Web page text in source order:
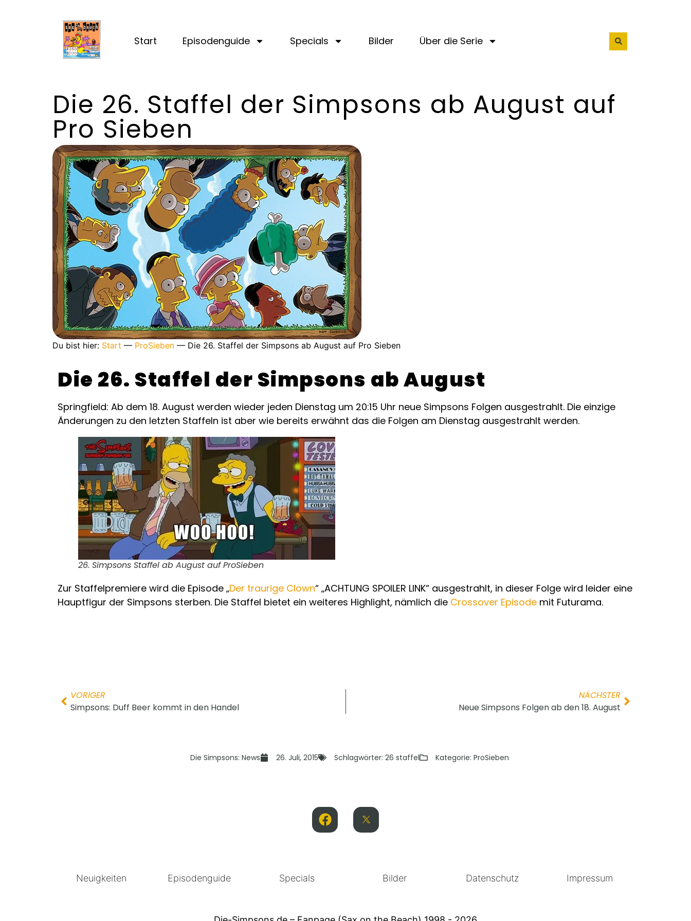
Start Episodenguide Specials Bilder Über die Serie
Die 26. Staffel der Simpsons ab August auf
Pro Sieben
Du bist hier: Start — ProSieben — Die 26. Staffel der Simpsons ab August auf Pro Sieben
Die 26. Staffel der Simpsons ab August
Springfield: Ab dem 18. August werden wieder jeden Dienstag um 20:15 Uhr neue Simpsons Folgen ausgestrahlt. Die einzige
Änderungen zu den letzten Staffeln ist aber wie bereits erwähnt das die Folgen am Dienstag ausgestrahlt werden.
26. Simpsons Staffel ab August auf ProSieben
Zur Staffelpremiere wird die Episode „Der traurige Clown“ „ACHTUNG SPOILER LINK“ ausgestrahlt, in dieser Folge wird leider eine
Hauptfigur der Simpsons sterben. Die Staffel bietet ein weiteres Highlight, nämlich die Crossover Episode mit Futurama.
VORIGER
Simpsons: Duff Beer kommt in den Handel
NÄCHSTER
Neue Simpsons Folgen ab den 18. August
Die Simpsons: News 26. Juli, 2015 Schlagwörter: 26 staffel Kategorie: ProSieben
Neuigkeiten Episodenguide Specials Bilder Datenschutz Impressum